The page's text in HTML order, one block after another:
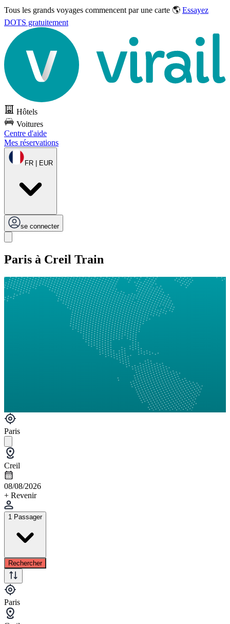
Tous les grands voyages commencent par une carte 🌎 Essayez
DOTS gratuitement
Hôtels
Voitures
Centre d'aide
Mes réservations
FR | EUR
se connecter
Paris à Creil Train
Paris
Creil
08/08/2026
+ Revenir
1 Passager
Rechercher
Paris